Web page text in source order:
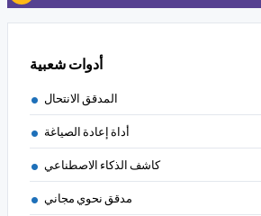
أدوات شعبية
المدقق الانتحال
أداة إعادة الصياغة
كاشف الذكاء الاصطناعي
مدقق نحوي مجاني